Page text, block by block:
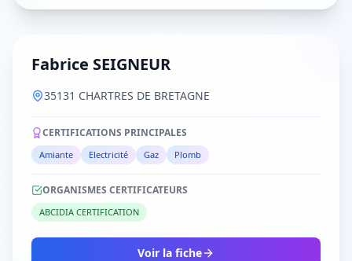
Fabrice SEIGNEUR
35131 CHARTRES DE BRETAGNE
CERTIFICATIONS PRINCIPALES
Amiante Electricité Gaz Plomb
ORGANISMES CERTIFICATEURS
ABCIDIA CERTIFICATION
Voir la fiche